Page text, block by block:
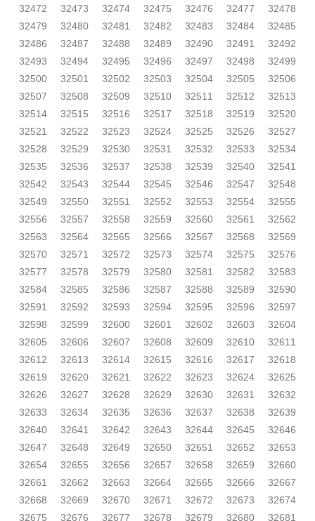
32472
32473 32474 32475 32476 32477
32478
32479
32480 32481 32482 32483 32484
32485
32486
32487 32488 32489 32490 32491
32492
32493
32494 32495 32496 32497 32498
32499
32500
32501 32502 32503 32504 32505
32506
32507
32508 32509 32510 32511 32512
32513
32514
32515 32516 32517 32518 32519
32520
32521
32522 32523 32524 32525 32526
32527
32528
32529 32530 32531 32532 32533
32534
32535
32536 32537 32538 32539 32540
32541
32542
32543 32544 32545 32546 32547
32548
32549
32550 32551 32552 32553 32554
32555
32556
32557 32558 32559 32560 32561
32562
32563
32564 32565 32566 32567 32568
32569
32570
32571 32572 32573 32574 32575
32576
32577
32578 32579 32580 32581 32582
32583
32584
32585 32586 32587 32588 32589
32590
32591
32592 32593 32594 32595 32596
32597
32598
32599 32600 32601 32602 32603
32604
32605
32606 32607 32608 32609 32610
32611
32612
32613 32614 32615 32616 32617
32618
32619
32620 32621 32622 32623 32624
32625
32626
32627 32628 32629 32630 32631
32632
32633
32634 32635 32636 32637 32638
32639
32640
32641 32642 32643 32644 32645
32646
32647
32648 32649 32650 32651 32652
32653
32654
32655 32656 32657 32658 32659
32660
32661
32662 32663 32664 32665 32666
32667
32668
32669 32670 32671 32672 32673
32674
32675
32676 32677 32678 32679 32680 32681